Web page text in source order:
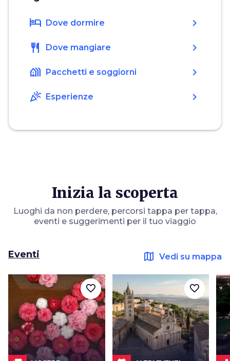
hotel Dove dormire chevron_right
restaurant Dove mangiare chevron_right
holiday_village Pacchetti e soggiorni chevron_right
celebration Esperienze chevron_right
Inizia la scoperta
Luoghi da non perdere, percorsi tappa per tappa,
eventi e suggerimenti per il tuo viaggio
Eventi map Vedi su mappa
favorite_border favorite_border